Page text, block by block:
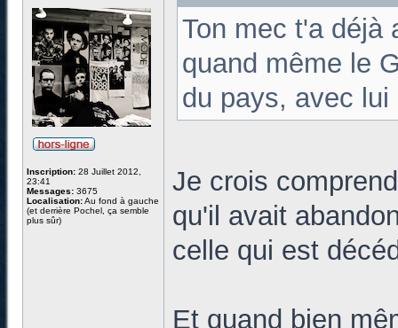
Inscription: 28 Juillet 2012,
23:41
Messages: 3675
Localisation:Au fond à gauche
(et derrière Pochel, ça semble
plus sûr)
Ton mec t'a déjà
quand même le
du pays, avec lui
Je crois
qu'il avait
celle qui est
Et quand bien